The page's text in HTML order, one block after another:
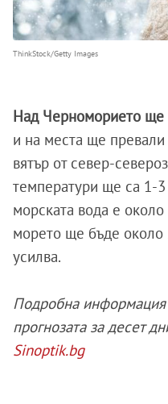
ThinkStock/Getty Images
Над Черноморието ще
и на места ще
вятър от север-
температури ще са 1-3
морската вода е
морето ще бъде около
усилва.
Подробна
прогнозата за десет
Sinoptik.bg